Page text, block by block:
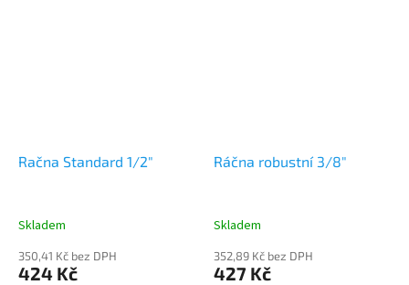
Račna Standard 1/2"
Skladem
350,41 Kč bez DPH
424 Kč
Ráčna robustní 3/8"
Skladem
352,89 Kč bez DPH
427 Kč